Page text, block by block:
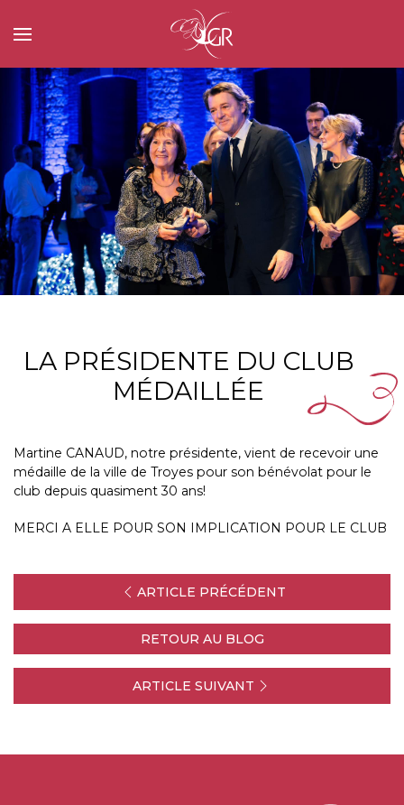
LA PRÉSIDENTE DU CLUB
MÉDAILLÉE
Martine CANAUD, notre présidente, vient de recevoir une
médaille de la ville de Troyes pour son bénévolat pour le
club depuis quasiment 30 ans!
MERCI A ELLE POUR SON IMPLICATION POUR LE CLUB
ARTICLE PRÉCÉDENT
RETOUR AU BLOG
ARTICLE SUIVANT